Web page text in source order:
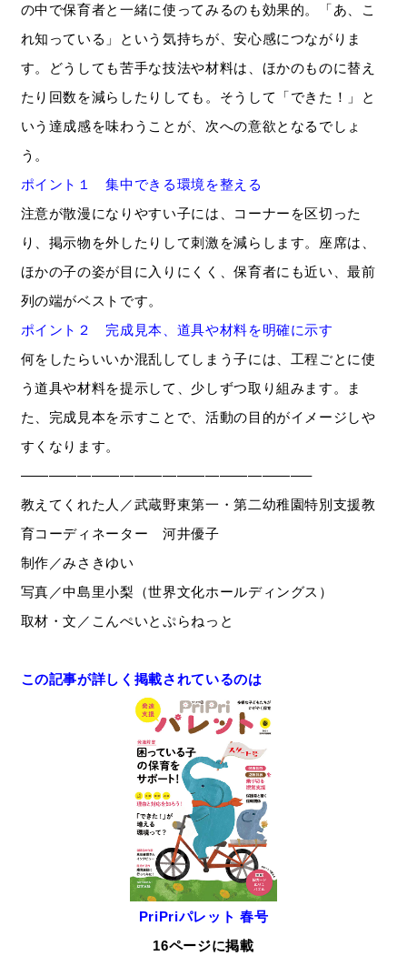
の中で保育者と一緒に使ってみるのも効果的。「あ、こ
れ知っている」という気持ちが、安心感につながりま
す。どうしても苦手な技法や材料は、ほかのものに替え
たり回数を減らしたりしても。そうして「できた！」と
いう達成感を味わうことが、次への意欲となるでしょ
う。
ポイント１ 集中できる環境を整える
注意が散漫になりやすい子には、コーナーを区切った
り、掲示物を外したりして刺激を減らします。座席は、
ほかの子の姿が目に入りにくく、保育者にも近い、最前
列の端がベストです。
ポイント２ 完成見本、道具や材料を明確に示す
何をしたらいいか混乱してしまう子には、工程ごとに使
う道具や材料を提示して、少しずつ取り組みます。ま
た、完成見本を示すことで、活動の目的がイメージしや
すくなります。
————————————————————–
教えてくれた人／武蔵野東第一・第二幼稚園特別支援教
育コーディネーター 河井優子
制作／みさきゆい
写真／中島里小梨（世界文化ホールディングス）
取材・文／こんぺいとぷらねっと
この記事が詳しく掲載されているのは
PriPriパレット 春号
16ページに掲載